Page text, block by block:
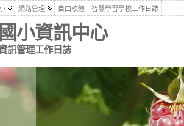
網路管理 自由軟體 智慧學習學校工作日誌
小資訊中心
訊管理工作日誌